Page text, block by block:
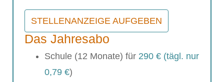
STELLENANZEIGE AUFGEBEN
Das Jahresabo
Schule (12 Monate) für 290 € (tägl. nur
0,79 €)